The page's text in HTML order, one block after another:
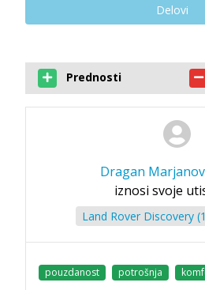
Delovi
Prednosti
Dragan
iznosi svoje
Land Rover Discovery
pouzdanost potrošnja